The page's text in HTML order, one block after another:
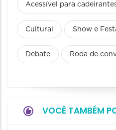
Acessível para
Cultural Show e
Debate Roda de
VOCÊ TAMBÉM